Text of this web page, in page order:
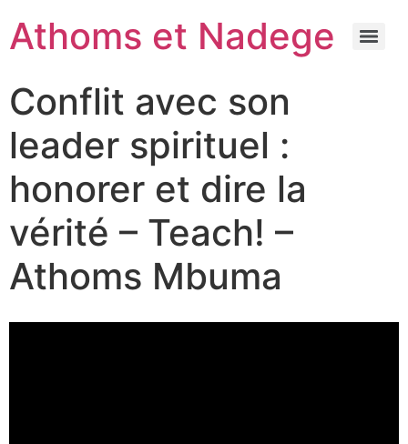
Athoms et Nadege
Conflit avec son
leader spirituel :
honorer et dire la
vérité – Teach! –
Athoms Mbuma